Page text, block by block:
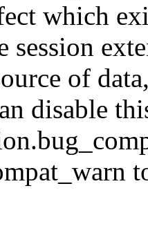
which
session
of
disable